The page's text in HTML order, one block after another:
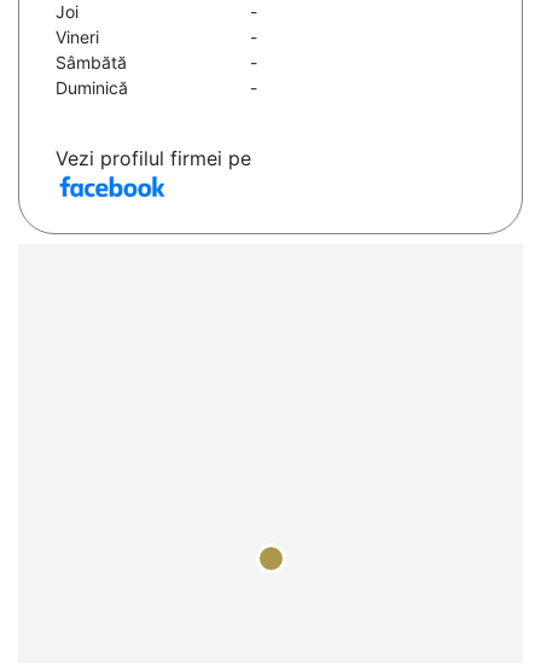
Joi
-
Vineri
-
Sâmbătă
-
Duminică
-
Vezi profilul firmei pe